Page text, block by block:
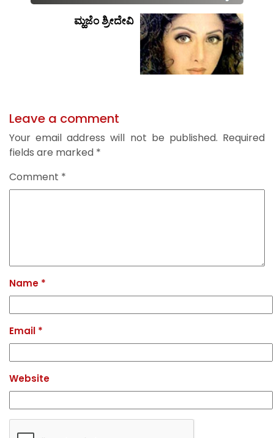
ಮ್ಹಜೆಂ ಶ್ರೀದೇವಿ
Leave a comment
Your email address will not be published. Required
fields are marked *
Comment *
Name *
Email *
Website